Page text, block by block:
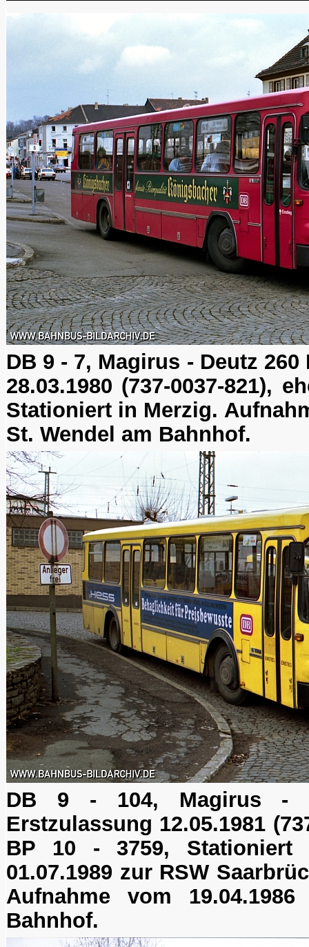
DB 9 - 7, Magirus - Deutz
28.03.1980 (737-0037-821),
Stationiert in Merzig.
St. Wendel am Bahnhof.
DB 9 - 104, Magirus -
Erstzulassung 12.05.1981
BP 10 - 3759,
01.07.1989 zur RSW
Aufnahme vom
Bahnhof.